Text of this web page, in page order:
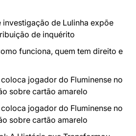
investigação de Lulinha expõe
de inquérito
funciona, quem tem direito e
jogador do Fluminense no
sobre cartão amarelo
jogador do Fluminense no
sobre cartão amarelo